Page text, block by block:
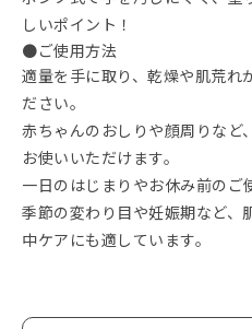
しいポイント！
●ご使用方法
適量を手に取り、乾燥や肌荒れ
ださい。
赤ちゃんのおしりや顔周りなど
お使いいただけます。
一日のはじまりやお休み前のご
季節の変わり目や妊娠期など、
中ケアにも適しています。